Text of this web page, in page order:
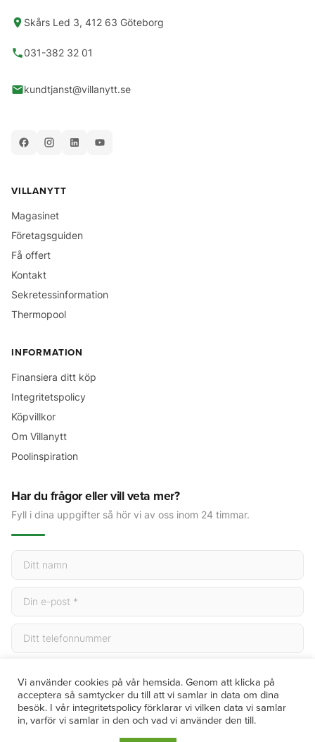
Skårs Led 3, 412 63 Göteborg
031-382 32 01
kundtjanst@villanytt.se
VILLANYTT
Magasinet
Företagsguiden
Få offert
Kontakt
Sekretessinformation
Thermopool
INFORMATION
Finansiera ditt köp
Integritetspolicy
Köpvillkor
Om Villanytt
Poolinspiration
Har du frågor eller vill veta mer?
Fyll i dina uppgifter så hör vi av oss inom 24 timmar.
Skicka
Vi använder cookies på vår hemsida. Genom att klicka på
acceptera så samtycker du till att vi samlar in data om dina
besök. I vår integritetspolicy förklarar vi vilken data vi samlar
in, varför vi samlar in den och vad vi använder den till.